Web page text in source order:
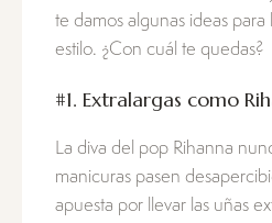
te damos algunas ideas
estilo. ¿Con cuál te quedas?
#1. Extralargas como
La diva del pop Rihanna
manicuras pasen
apuesta por llevar las uñas